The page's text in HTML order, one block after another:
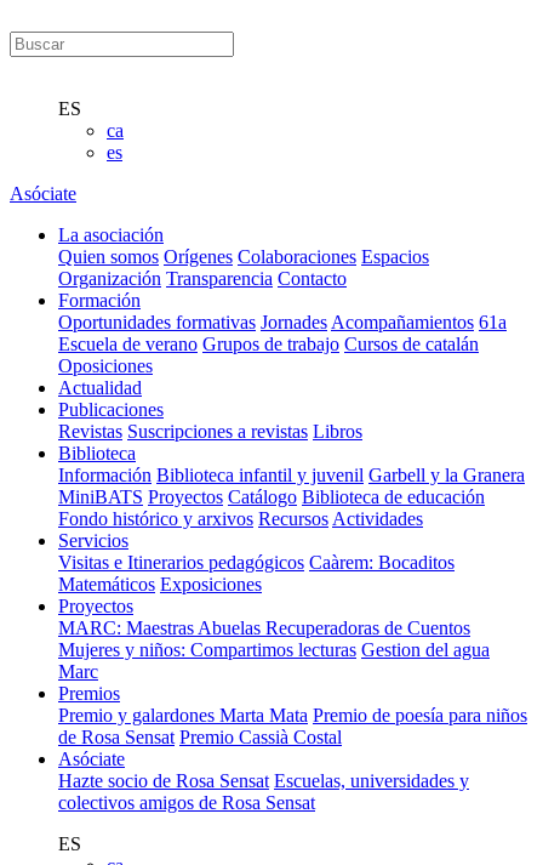
ES
ca
es
Asóciate
La asociación
Quien somos Orígenes Colaboraciones Espacios
Organización Transparencia Contacto
Formación
Oportunidades formativas Jornades Acompañamientos 61a
Escuela de verano Grupos de trabajo Cursos de catalán
Oposiciones
Actualidad
Publicaciones
Revistas Suscripciones a revistas Libros
Biblioteca
Información Biblioteca infantil y juvenil Garbell y la Granera
MiniBATS Proyectos Catálogo Biblioteca de educación
Fondo histórico y arxivos Recursos Actividades
Servicios
Visitas e Itinerarios pedagógicos Caàrem: Bocaditos
Matemáticos Exposiciones
Proyectos
MARC: Maestras Abuelas Recuperadoras de Cuentos
Mujeres y niños: Compartimos lecturas Gestion del agua
Marc
Premios
Premio y galardones Marta Mata Premio de poesía para niños
de Rosa Sensat Premio Cassià Costal
Asóciate
Hazte socio de Rosa Sensat Escuelas, universidades y
colectivos amigos de Rosa Sensat
ES